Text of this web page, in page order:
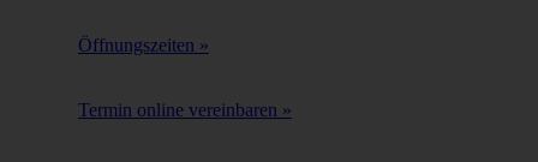
Öffnungszeiten »
Termin online vereinbaren »